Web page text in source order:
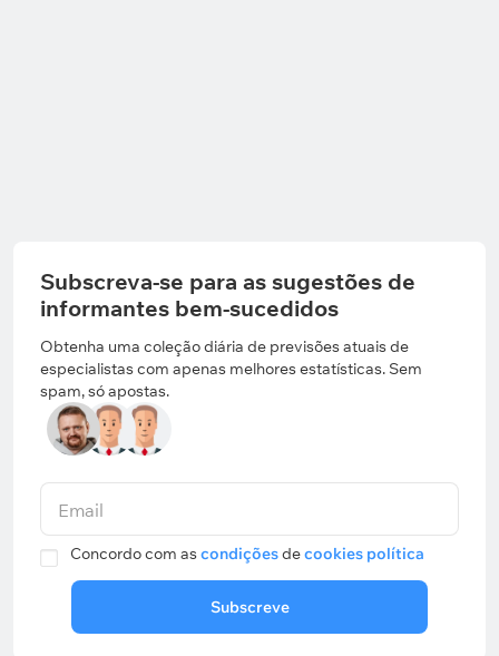
Subscreva-se para as sugestões de
informantes bem-sucedidos
Obtenha uma coleção diária de previsões atuais de
especialistas com apenas melhores estatísticas. Sem
spam, só apostas.
Email
Concordo com ascondiçõesdecookies política
Subscreve